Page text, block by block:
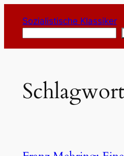
Inhalt
springen
Sozialistische Klassiker